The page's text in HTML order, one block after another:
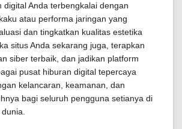
digital Anda terbengkalai dengan
atau performa jaringan yang
dan tingkatkan kualitas estetika
situs Anda sekarang juga, terapkan
siber terbaik, dan jadikan platform
pusat hiburan digital tepercaya
kelancaran, keamanan, dan
bagi seluruh pengguna setianya di